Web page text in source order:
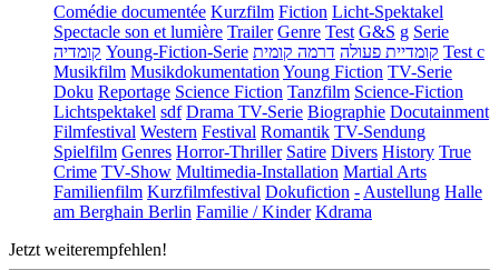
Comédie documentée Kurzfilm Fiction Licht-Spektakel
Spectacle son et lumière Trailer Genre Test G&S g Serie
קומדיה Young-Fiction-Serie קומדיית פעולה דרמה קומית
Test c
Musikfilm Musikdokumentation Young Fiction TV-Serie
Doku Reportage Science Fiction Tanzfilm Science-Fiction
Lichtspektakel sdf Drama TV-Serie Biographie Docutainment
Filmfestival Western Festival Romantik TV-Sendung
Spielfilm Genres Horror-Thriller Satire Divers History True
Crime TV-Show Multimedia-Installation Martial Arts
Familienfilm Kurzfilmfestival Dokufiction - Austellung Halle
am Berghain Berlin Familie / Kinder Kdrama
Jetzt weiterempfehlen!